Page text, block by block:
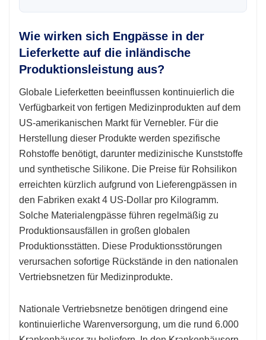
Wie wirken sich Engpässe in der
Lieferkette auf die inländische
Produktionsleistung aus?
Globale Lieferketten beeinflussen kontinuierlich die
Verfügbarkeit von fertigen Medizinprodukten auf dem
US-amerikanischen Markt für Vernebler. Für die
Herstellung dieser Produkte werden spezifische
Rohstoffe benötigt, darunter medizinische Kunststoffe
und synthetische Silikone. Die Preise für Rohsilikon
erreichten kürzlich aufgrund von Lieferengpässen in
den Fabriken exakt 4 US-Dollar pro Kilogramm.
Solche Materialengpässe führen regelmäßig zu
Produktionsausfällen in großen globalen
Produktionsstätten. Diese Produktionsstörungen
verursachen sofortige Rückstände in den nationalen
Vertriebsnetzen für Medizinprodukte.
Nationale Vertriebsnetze benötigen dringend eine
kontinuierliche Warenversorgung, um die rund 6.000